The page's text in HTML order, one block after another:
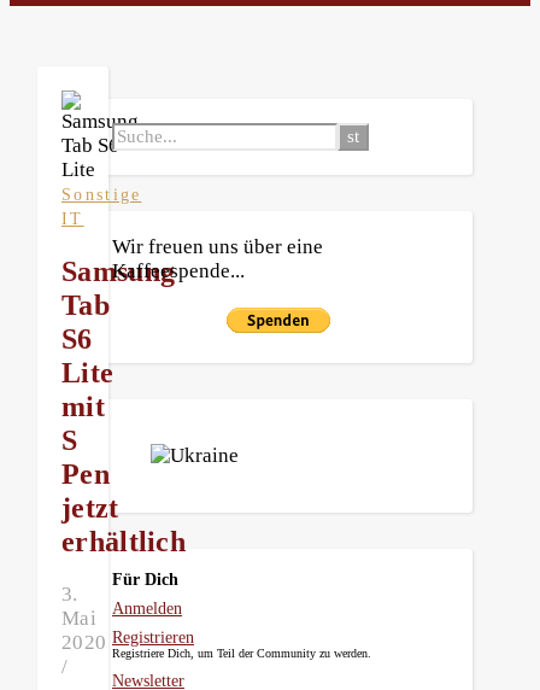
Sonstige
IT
Samsung
Tab
S6
Lite
mit
S
Pen
jetzt
erhältlich
3.
Mai
2020
/
Wir freuen uns über eine
Kaffeespende...
Für Dich
Anmelden
Registrieren
Registriere Dich, um Teil der Community zu werden.
Newsletter